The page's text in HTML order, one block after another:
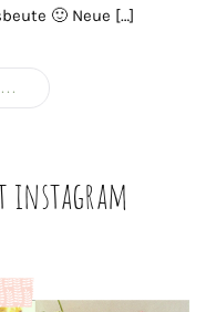
🙂 Neue […]
instagram